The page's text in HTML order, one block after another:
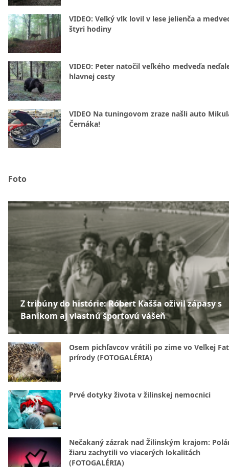
VIDEO: Veľký vlk lovil v lese jelienča a
štyri hodiny
VIDEO: Peter natočil veľkého medveďa
hlavnej cesty
VIDEO Na tuningovom zraze našli auto
Černáka!
Foto
Z tribúny do histórie: Róbert Kašša oživil zápasy s
Baníkom aj vlastnú športovú vášeň
Osem pichľavcov vrátili po zime vo Veľkej
prírody (FOTOGALÉRIA)
Prvé dotyky života v žilinskej nemocnici
Nečakaný zázrak nad Žilinským krajom:
žiaru zachytili vo viacerých lokalitách
(FOTOGALÉRIA)